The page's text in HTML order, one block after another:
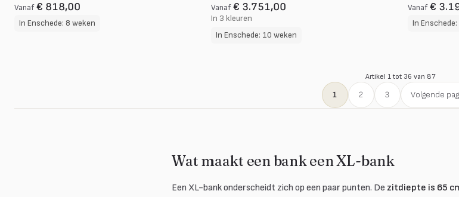
Vanaf € 818,00
In Enschede: 8 weken
Vanaf € 3.751,00
In 3 kleuren
In Enschede: 10 weken
Vanaf €
In
Artikel 1 tot 36 van 87
1 2 3 Volgende
Wat maakt een bank een XL-bank
Een XL-bank onderscheidt zich op een paar punten. De zitdiepte is 65